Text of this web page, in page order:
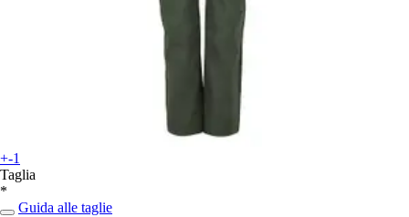
+-1
Taglia
*
Guida alle taglie